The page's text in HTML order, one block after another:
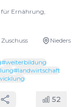
für Ernährung,
Zuschuss
#weiterbildung
#landwirtschaft
52